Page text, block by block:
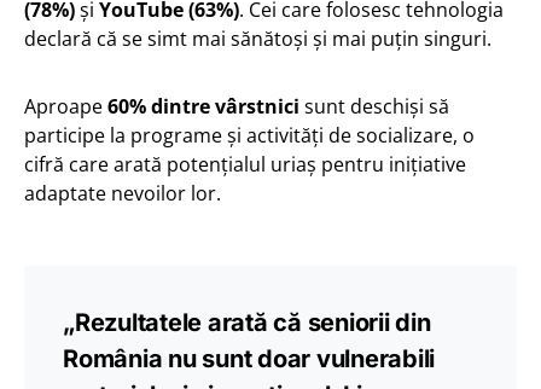
(78%)și YouTube (63%). Cei care folosesc tehnologia
declară că se simt mai sănătoși și mai puțin singuri.
Aproape60% dintre vârstnici sunt deschiși să
participe la programe și activități de socializare, o
cifră care arată potențialul uriaș pentru inițiative
adaptate nevoilor lor.
„Rezultatele arată că seniorii din
România nu sunt doar vulnerabili